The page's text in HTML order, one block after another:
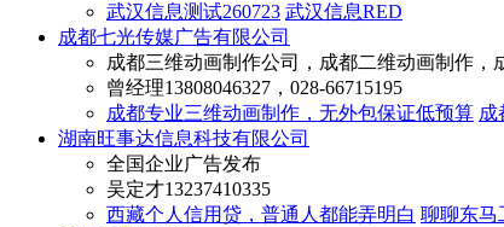
武汉信息测试260723 武汉信息RED
成都七光传媒广告有限公司
成都三维动画制作公司，成都二维动画制作，
曾经理13808046327，028-66715195
成都专业三维动画制作，无外包保证低预算 成
湖南旺事达信息科技有限公司
全国企业广告发布
吴定才13237410335
西藏个人信用贷，普通人都能弄明白 聊聊东马